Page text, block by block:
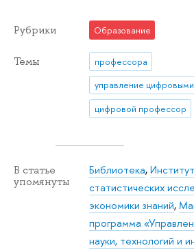
Рубрики Образование
Темы
профессора
цифровой профессор
В статье
упомянуты
Библиотека,Институт
статистических
экономики знаний,
программа
науки, технологий и